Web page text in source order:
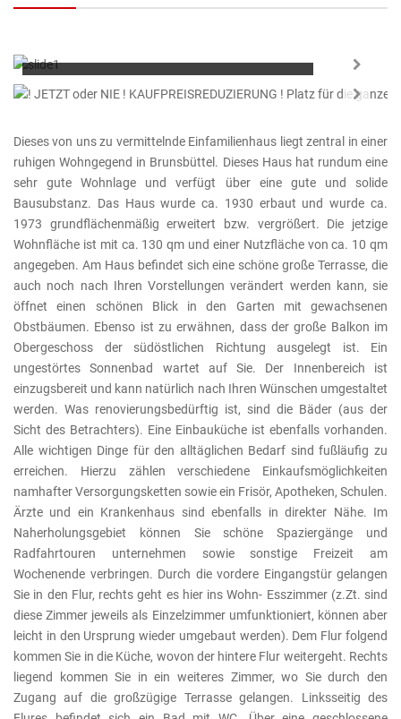
Next
Dieses von uns zu vermittelnde Einfamilienhaus liegt zentral in einer
ruhigen Wohngegend in Brunsbüttel. Dieses Haus hat rundum eine
sehr gute Wohnlage und verfügt über eine gute und solide
Bausubstanz. Das Haus wurde ca. 1930 erbaut und wurde ca.
1973 grundflächenmäßig erweitert bzw. vergrößert. Die jetzige
Wohnfläche ist mit ca. 130 qm und einer Nutzfläche von ca. 10 qm
angegeben. Am Haus befindet sich eine schöne große Terrasse, die
auch noch nach Ihren Vorstellungen verändert werden kann, sie
öffnet einen schönen Blick in den Garten mit gewachsenen
Obstbäumen. Ebenso ist zu erwähnen, dass der große Balkon im
Obergeschoss der südöstlichen Richtung ausgelegt ist. Ein
ungestörtes Sonnenbad wartet auf Sie. Der Innenbereich ist
einzugsbereit und kann natürlich nach Ihren Wünschen umgestaltet
werden. Was renovierungsbedürftig ist, sind die Bäder (aus der
Sicht des Betrachters). Eine Einbauküche ist ebenfalls vorhanden.
Alle wichtigen Dinge für den alltäglichen Bedarf sind fußläufig zu
erreichen. Hierzu zählen verschiedene Einkaufsmöglichkeiten
namhafter Versorgungsketten sowie ein Frisör, Apotheken, Schulen.
Ärzte und ein Krankenhaus sind ebenfalls in direkter Nähe. Im
Naherholungsgebiet können Sie schöne Spaziergänge und
Radfahrtouren unternehmen sowie sonstige Freizeit am
Wochenende verbringen. Durch die vordere Eingangstür gelangen
Sie in den Flur, rechts geht es hier ins Wohn- Esszimmer (z.Zt. sind
diese Zimmer jeweils als Einzelzimmer umfunktioniert, können aber
leicht in den Ursprung wieder umgebaut werden). Dem Flur folgend
kommen Sie in die Küche, wovon der hintere Flur weitergeht. Rechts
liegend kommen Sie in ein weiteres Zimmer, wo Sie durch den
Zugang auf die großzügige Terrasse gelangen. Linksseitig des